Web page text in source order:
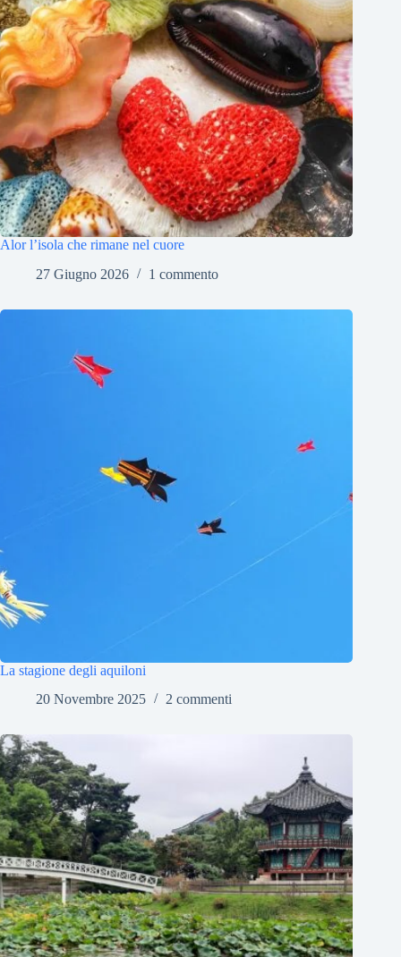
Alor l’isola che rimane nel cuore
27 Giugno 2026
1 commento
La stagione degli aquiloni
20 Novembre 2025
2 commenti